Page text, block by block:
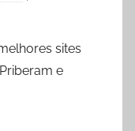
sites
e